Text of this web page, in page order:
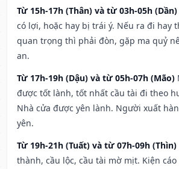
Từ 15h-17h (Thân) và từ 03h-05h (Dần)
có lợi, hoặc hay bị trái ý. Nếu ra đi hay
quan trọng thì phải đòn, gặp ma quỷ
an.
Từ 17h-19h (Dậu) và từ 05h-07h (Mão)
được tốt lành, tốt nhất cầu tài đi theo
Nhà cửa được yên lành. Người xuất
yên.
Từ 19h-21h (Tuất) và từ 07h-09h (Thìn)
thành, cầu lộc, cầu tài mờ mịt. Kiện